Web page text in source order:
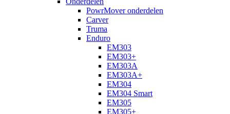
PowrMover onderdelen
Carver
Truma
Enduro
EM303
EM303+
EM303A
EM303A+
EM304
EM304 Smart
EM305
EM305+